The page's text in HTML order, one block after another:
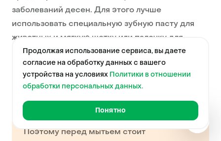
Краткая
справка
заболеваний десен. Для этого лучше
использовать специальную зубную пасту для
животных и мягкую щетку или палочку для
удаления зубного налета.
Самоеды не любят процесс мытья и могут
быть нервными или испуганными.
Поэтому перед мытьем стоит
Продолжая использование сервиса, вы даете
согласие на обработку данных с вашего
устройства на условиях Политики в отношении
обработки персональных данных.
Понятно